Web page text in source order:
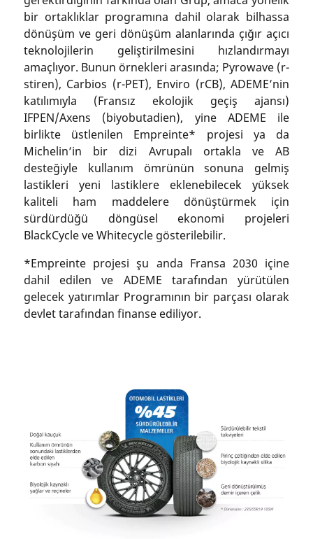
bir ortaklıklar programına dahil olarak bilhassa
dönüşüm ve geri dönüşüm alanlarında çığır açıcı
teknolojilerin geliştirilmesini hızlandırmayı
amaçlıyor. Bunun örnekleri arasında; Pyrowave (r-
stiren), Carbios (r-PET), Enviro (rCB), ADEME’nin
katılımıyla (Fransız ekolojik geçiş ajansı)
IFPEN/Axens (biyobutadien), yine ADEME ile
birlikte üstlenilen Empreinte* projesi ya da
Michelin’in bir dizi Avrupalı ortakla ve AB
desteğiyle kullanım ömrünün sonuna gelmiş
lastikleri yeni lastiklere eklenebilecek yüksek
kaliteli ham maddelere dönüştürmek için
sürdürdüğü döngüsel ekonomi projeleri
BlackCycle ve Whitecycle gösterilebilir.
*Empreinte projesi şu anda Fransa 2030 içine
dahil edilen ve ADEME tarafından yürütülen
gelecek yatırımlar Programının bir parçası olarak
devlet tarafından finanse ediliyor.